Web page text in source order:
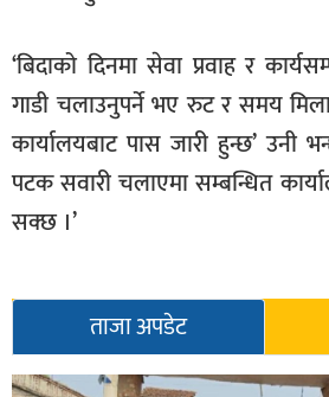
‘बिदाको दिनमा सेवा प्रवाह र
गाडी चलाउनुपर्ने भए रुट र समय
कार्यालयबाट पास जारी हुन्छ’ उनी
पटक सवारी चलाएमा सम्बन्धित
सक्छ ।’
ताजा अपडेट